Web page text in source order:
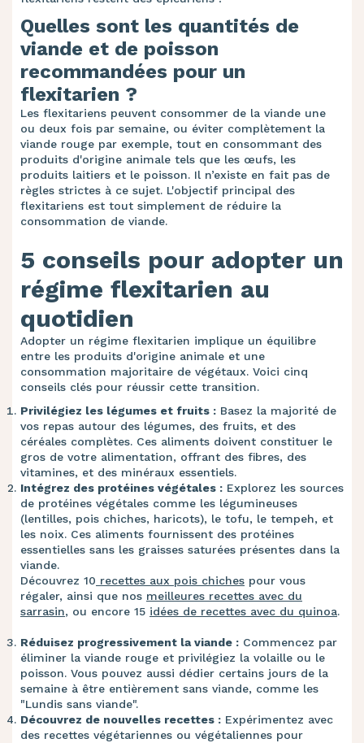
Quelles sont les quantités de
viande et de poisson
recommandées pour un
flexitarien ?
Les flexitariens peuvent consommer de la viande une
ou deux fois par semaine, ou éviter complètement la
viande rouge par exemple, tout en consommant des
produits d'origine animale tels que les œufs, les
produits laitiers et le poisson. Il n’existe en fait pas de
règles strictes à ce sujet. L'objectif principal des
flexitariens est tout simplement de réduire la
consommation de viande.
5 conseils pour adopter un
régime flexitarien au
quotidien
Adopter un régime flexitarien implique un équilibre
entre les produits d'origine animale et une
consommation majoritaire de végétaux. Voici cinq
conseils clés pour réussir cette transition.
Privilégiez les légumes et fruits : Basez la majorité de
vos repas autour des légumes, des fruits, et des
céréales complètes. Ces aliments doivent constituer le
gros de votre alimentation, offrant des fibres, des
vitamines, et des minéraux essentiels.
Intégrez des protéines végétales : Explorez les sources
de protéines végétales comme les légumineuses
(lentilles, pois chiches, haricots), le tofu, le tempeh, et
les noix. Ces aliments fournissent des protéines
essentielles sans les graisses saturées présentes dans la
viande.
Découvrez 10 recettes aux pois chiches pour vous
régaler, ainsi que nos meilleures recettes avec du
sarrasin, ou encore 15 idées de recettes avec du quinoa.
Réduisez progressivement la viande : Commencez par
éliminer la viande rouge et privilégiez la volaille ou le
poisson. Vous pouvez aussi dédier certains jours de la
semaine à être entièrement sans viande, comme les
"Lundis sans viande".
Découvrez de nouvelles recettes : Expérimentez avec
des recettes végétariennes ou végétaliennes pour